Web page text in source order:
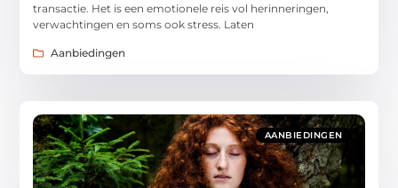
transactie. Het is een emotionele reis vol herinneringen,
verwachtingen en soms ook stress. Laten
Aanbiedingen
AANBIEDINGEN